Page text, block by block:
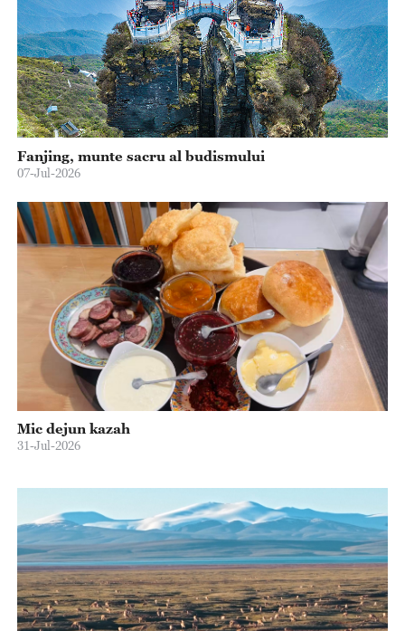
Fanjing, munte sacru al budismului
07-Jul-2026
Mic dejun kazah
31-Jul-2026